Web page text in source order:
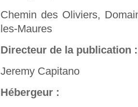
Chemin des Oliviers,
les-Maures
Directeur de la publication :
Jeremy Capitano
Hébergeur :